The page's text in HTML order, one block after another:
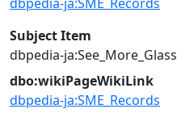
Subject Item
dbpedia-ja:See_More_Glass
dbo:wikiPageWikiLink
dbpedia-ja:SME_Records